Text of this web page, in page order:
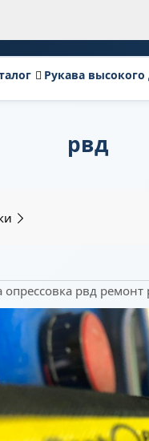
Рукава
рвд
опрессовка рвд ремонт